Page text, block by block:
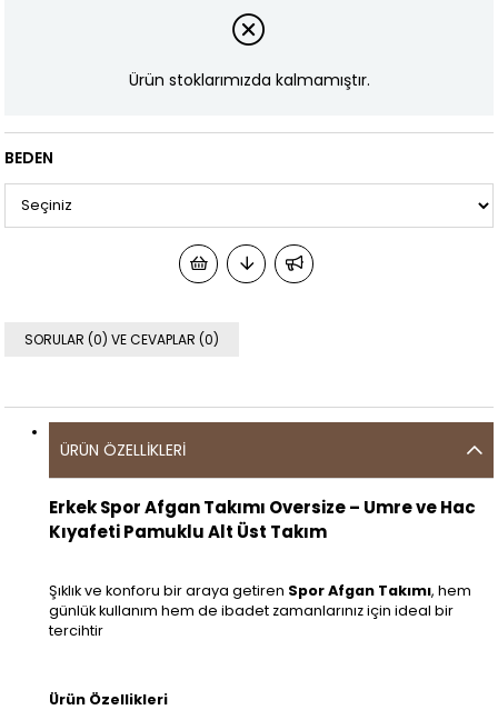
Ürün stoklarımızda kalmamıştır.
BEDEN
SORULAR (0) VE CEVAPLAR (0)
ÜRÜN ÖZELLIKLERI
Erkek Spor Afgan Takımı Oversize – Umre ve Hac
Kıyafeti Pamuklu Alt Üst Takım
Şıklık ve konforu bir araya getiren Spor Afgan Takımı, hem
günlük kullanım hem de ibadet zamanlarınız için ideal bir
tercihtir
Ürün Özellikleri